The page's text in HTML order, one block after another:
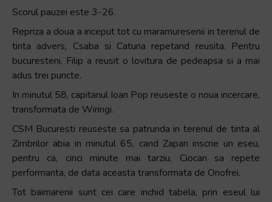
and
interact
with
the
content.
Scorul pauzei este 3-26.
Repriza a doua a inceput tot cu maramuresenii in terenul de
tinta advers, Csaba si Catuna repetand reusita. Pentru
bucuresteni, Filip a reusit o lovitura de pedeapsa si a mai
adus trei puncte.
In minutul 58, capitanul Ioan Pop reuseste o noua incercare,
transformata de Wiringi.
CSM Bucuresti reuseste sa patrunda in terenul de tinta al
Zimbrilor abia in minutul 65, cand Zapan inscrie un eseu,
pentru ca, cinci minute mai tarziu, Ciocan sa repete
performanta, de data aceasta transformata de Onofrei.
Tot baimarenii sunt cei care inchid tabela, prin eseul lui